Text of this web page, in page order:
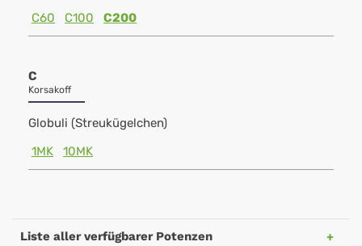
C60
C100 C200
C
Korsakoff
Globuli (Streukügelchen)
1MK
10MK
Liste aller verfügbarer Potenzen